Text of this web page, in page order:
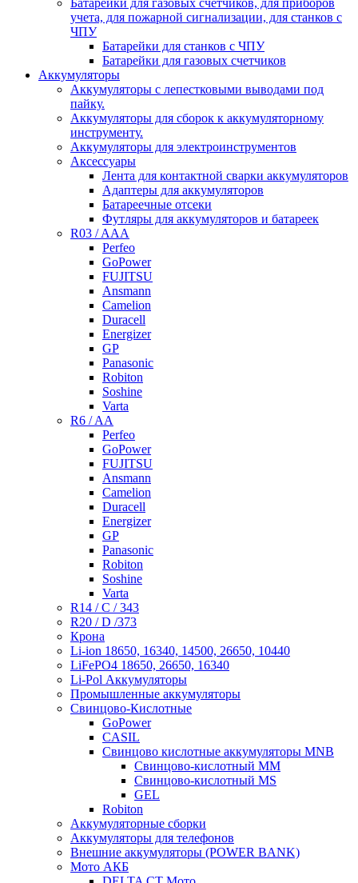
Батарейки для газовых счетчиков, для приборов
учета, для пожарной сигнализации, для станков с
ЧПУ
Батарейки для станков с ЧПУ
Батарейки для газовых счетчиков
Аккумуляторы
Аккумуляторы с лепестковыми выводами под
пайку.
Аккумуляторы для сборок к аккумуляторному
инструменту.
Аккумуляторы для электроинструментов
Аксессуары
Лента для контактной сварки аккумуляторов
Адаптеры для аккумуляторов
Батареечные отсеки
Футляры для аккумуляторов и батареек
R03 / AAA
Perfeo
GoPower
FUJITSU
Ansmann
Camelion
Duracell
Energizer
GP
Panasonic
Robiton
Soshine
Varta
R6 / AA
Perfeo
GoPower
FUJITSU
Ansmann
Camelion
Duracell
Energizer
GP
Panasonic
Robiton
Soshine
Varta
R14 / C / 343
R20 / D /373
Крона
Li-ion 18650, 16340, 14500, 26650, 10440
LiFePO4 18650, 26650, 16340
Li-Pol Аккумуляторы
Промышленные аккумуляторы
Свинцово-Кислотные
GoPower
CASIL
Свинцово кислотные аккумуляторы MNB
Cвинцово-кислотный MM
Cвинцово-кислотный MS
GEL
Robiton
Аккумуляторные сборки
Аккумуляторы для телефонов
Внешние аккумуляторы (POWER BANK)
Мото АКБ